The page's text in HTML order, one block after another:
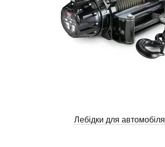
Лебідки для автомобіля